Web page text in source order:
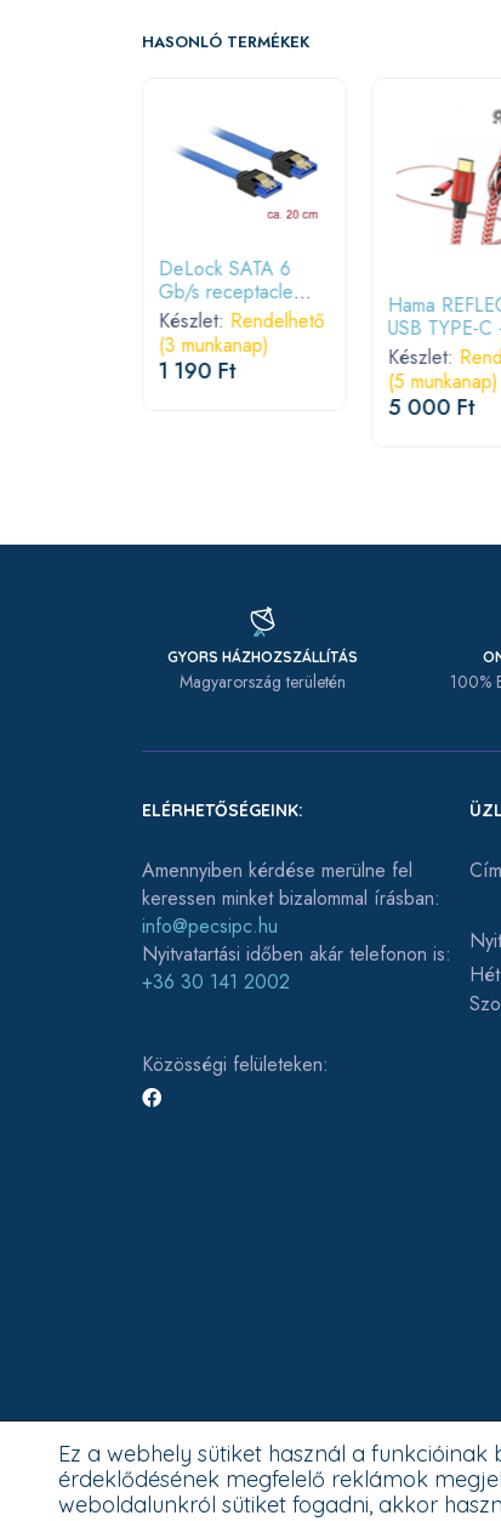
Ez a webhely sütiket használ a
érdeklődésének megfelelő reklámok
weboldalunkról sütiket fogadni, akkor
HASONLÓ TERMÉKEK
DeLock SATA 6
Gb/s receptacle
straight > SATA
receptacle straight
20 cm blue with
gold clips Cable
Készlet: Rendelhető
(3 munkanap)
1 190 Ft
Hama
USB TYPE-C
TYPE-C
Készlet:
(5 munkanap)
5 000 Ft
GYORS HÁZHOZSZÁLLÍTÁS
Magyarország területén 100%
ELÉRHETŐSÉGEINK:
Amennyiben kérdése merülne fel
keressen minket bizalommal írásban:
info@pecsipc.hu
Nyitvatartási időben akár telefonon is:
+36 30 141 2002
Közösségi felületeken: